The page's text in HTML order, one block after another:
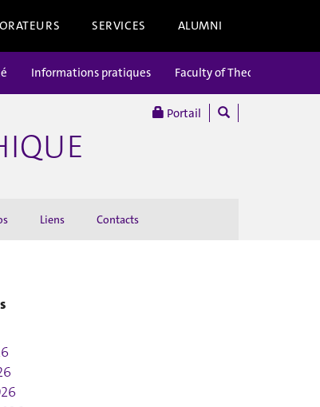
SERVICES ALUMNI
Portail
Informations pratiques Faculty of Theology
Liens Contacts